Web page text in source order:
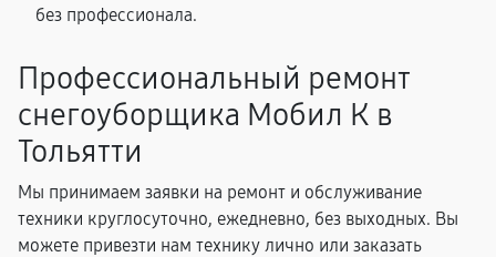
без профессионала.
Профессиональный ремонт
снегоуборщика Мобил К в
Тольятти
Мы принимаем заявки на ремонт и обслуживание
техники круглосуточно, ежедневно, без выходных. Вы
можете привезти нам технику лично или заказать